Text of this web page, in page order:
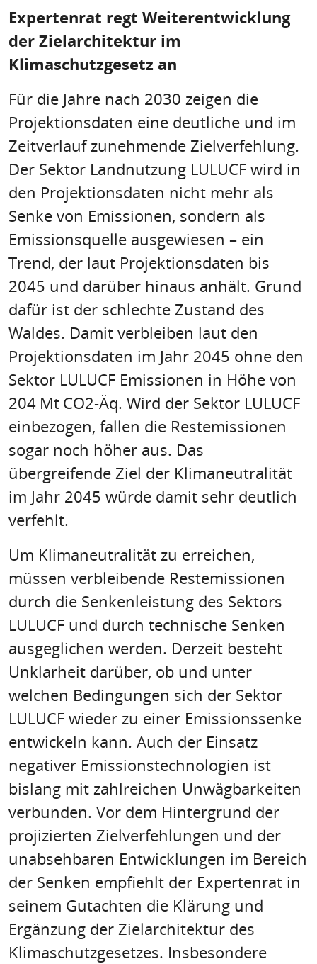
Expertenrat regt Weiterentwicklung
der Zielarchitektur im
Klimaschutzgesetz an
Für die Jahre nach 2030 zeigen die
Projektionsdaten eine deutliche und im
Zeitverlauf zunehmende Zielverfehlung.
Der Sektor Landnutzung LULUCF wird in
den Projektionsdaten nicht mehr als
Senke von Emissionen, sondern als
Emissionsquelle ausgewiesen – ein
Trend, der laut Projektionsdaten bis
2045 und darüber hinaus anhält. Grund
dafür ist der schlechte Zustand des
Waldes. Damit verbleiben laut den
Projektionsdaten im Jahr 2045 ohne den
Sektor LULUCF Emissionen in Höhe von
204 Mt CO2-Äq. Wird der Sektor LULUCF
einbezogen, fallen die Restemissionen
sogar noch höher aus. Das
übergreifende Ziel der Klimaneutralität
im Jahr 2045 würde damit sehr deutlich
verfehlt.
Um Klimaneutralität zu erreichen,
müssen verbleibende Restemissionen
durch die Senkenleistung des Sektors
LULUCF und durch technische Senken
ausgeglichen werden. Derzeit besteht
Unklarheit darüber, ob und unter
welchen Bedingungen sich der Sektor
LULUCF wieder zu einer Emissionssenke
entwickeln kann. Auch der Einsatz
negativer Emissionstechnologien ist
bislang mit zahlreichen Unwägbarkeiten
verbunden. Vor dem Hintergrund der
projizierten Zielverfehlungen und der
unabsehbaren Entwicklungen im Bereich
der Senken empfiehlt der Expertenrat in
seinem Gutachten die Klärung und
Ergänzung der Zielarchitektur des
Klimaschutzgesetzes. Insbesondere